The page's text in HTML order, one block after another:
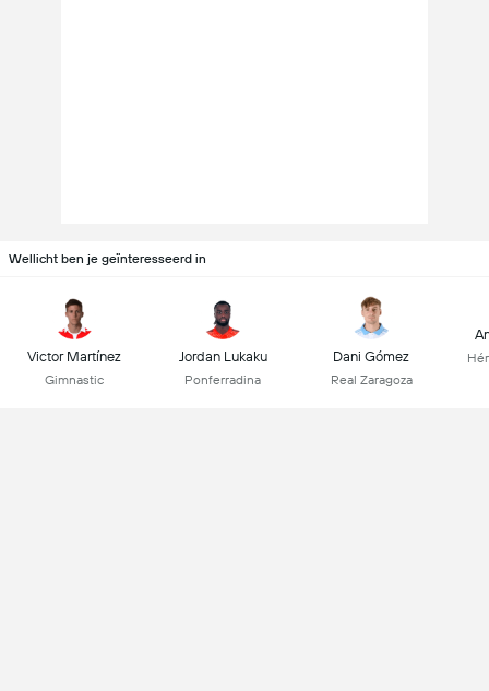
Wellicht ben je geïnteresseerd in
Victor Martínez
Gimnastic
Jordan Lukaku
Ponferradina
Dani Gómez
Real Zaragoza